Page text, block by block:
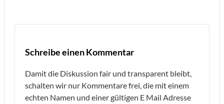
Schreibe einen Kommentar
Damit die Diskussion fair und transparent bleibt,
schalten wir nur Kommentare frei, die mit einem
echten Namen und einer gültigen E Mail Adresse